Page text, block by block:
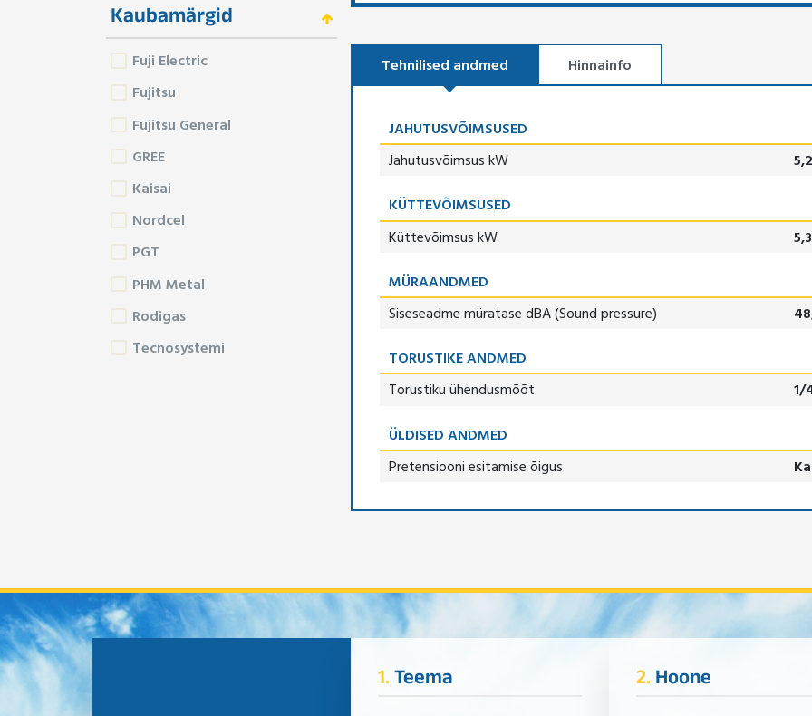
Kaubamärgid
Fuji Electric
Fujitsu
Fujitsu General
GREE
Kaisai
Nordcel
PGT
PHM Metal
Rodigas
Tecnosystemi
Tehnilised andmed Hinnainfo
JAHUTUSVÕIMSUSED
Jahutusvõimsus kW
KÜTTEVÕIMSUSED
Küttevõimsus kW
5,3
MÜRAANDMED
Siseseadme müratase dBA (Sound pressure)
TORUSTIKE ANDMED
Torustiku ühendusmõõt
1/
ÜLDISED ANDMED
Pretensiooni esitamise õigus
1.Teema 2.Hoone